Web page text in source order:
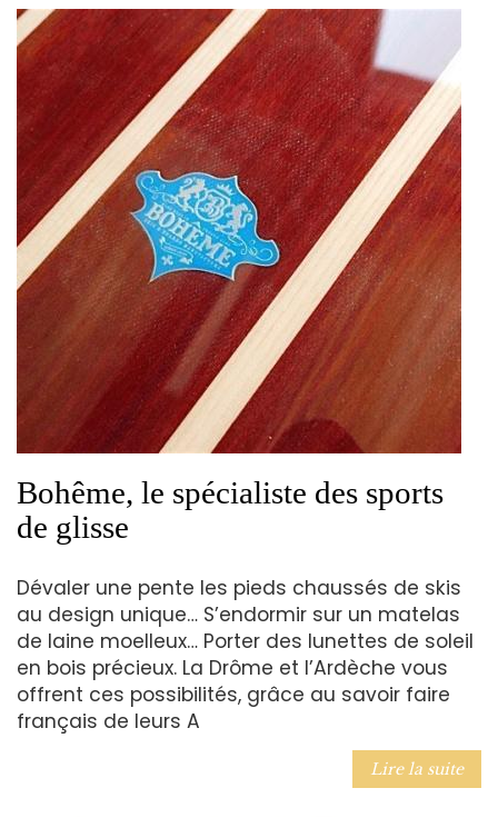
Bohême, le spécialiste des sports
de glisse
Dévaler une pente les pieds chaussés de skis
au design unique… S’endormir sur un matelas
de laine moelleux… Porter des lunettes de soleil
en bois précieux. La Drôme et l’Ardèche vous
offrent ces possibilités, grâce au savoir faire
français de leurs A
Lire la suite